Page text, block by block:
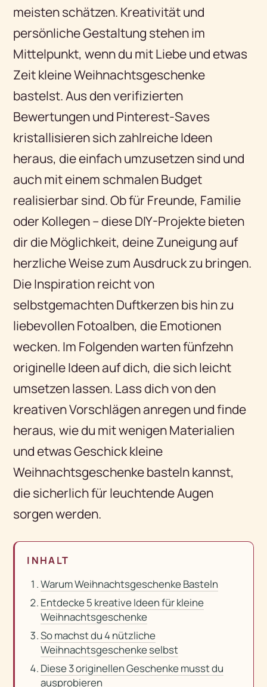
meisten schätzen. Kreativität und
persönliche Gestaltung stehen im
Mittelpunkt, wenn du mit Liebe und etwas
Zeit kleine Weihnachtsgeschenke
bastelst. Aus den verifizierten
Bewertungen und Pinterest-Saves
kristallisieren sich zahlreiche Ideen
heraus, die einfach umzusetzen sind und
auch mit einem schmalen Budget
realisierbar sind. Ob für Freunde, Familie
oder Kollegen – diese DIY-Projekte bieten
dir die Möglichkeit, deine Zuneigung auf
herzliche Weise zum Ausdruck zu bringen.
Die Inspiration reicht von
selbstgemachten Duftkerzen bis hin zu
liebevollen Fotoalben, die Emotionen
wecken. Im Folgenden warten fünfzehn
originelle Ideen auf dich, die sich leicht
umsetzen lassen. Lass dich von den
kreativen Vorschlägen anregen und finde
heraus, wie du mit wenigen Materialien
und etwas Geschick kleine
Weihnachtsgeschenke basteln kannst,
die sicherlich für leuchtende Augen
sorgen werden.
INHALT
Warum Weihnachtsgeschenke Basteln
Entdecke 5 kreative Ideen für kleine
Weihnachtsgeschenke
So machst du 4 nützliche
Weihnachtsgeschenke selbst
Diese 3 originellen Geschenke musst du
ausprobieren